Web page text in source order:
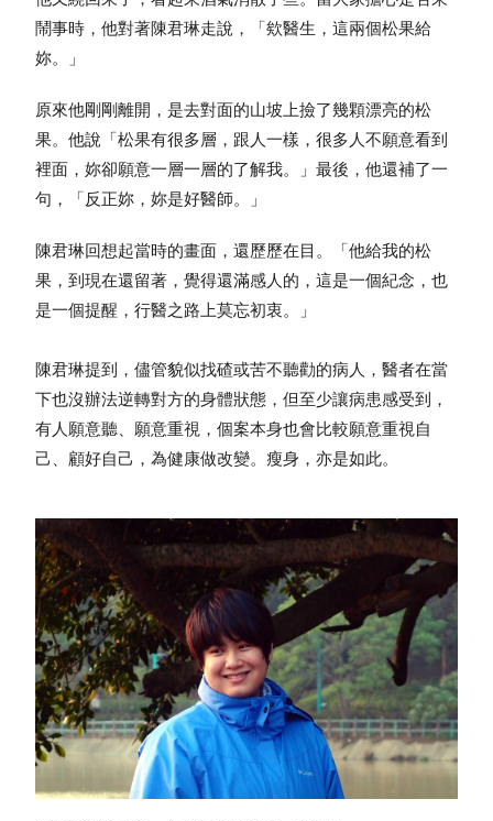
鬧事時，他對著陳君琳走說，「欸醫生，這兩個松果給
妳。」
原來他剛剛離開，是去對面的山坡上撿了幾顆漂亮的松
果。他說「松果有很多層，跟人一樣，很多人不願意看到
裡面，妳卻願意一層一層的了解我。」最後，他還補了一
句，「反正妳，妳是好醫師。」
陳君琳回想起當時的畫面，還歷歷在目。「他給我的松
果，到現在還留著，覺得還滿感人的，這是一個紀念，也
是一個提醒，行醫之路上莫忘初衷。」
陳君琳提到，儘管貌似找碴或苦不聽勸的病人，醫者在當
下也沒辦法逆轉對方的身體狀態，但至少讓病患感受到，
有人願意聽、願意重視，個案本身也會比較願意重視自
己、顧好自己，為健康做改變。瘦身，亦是如此。